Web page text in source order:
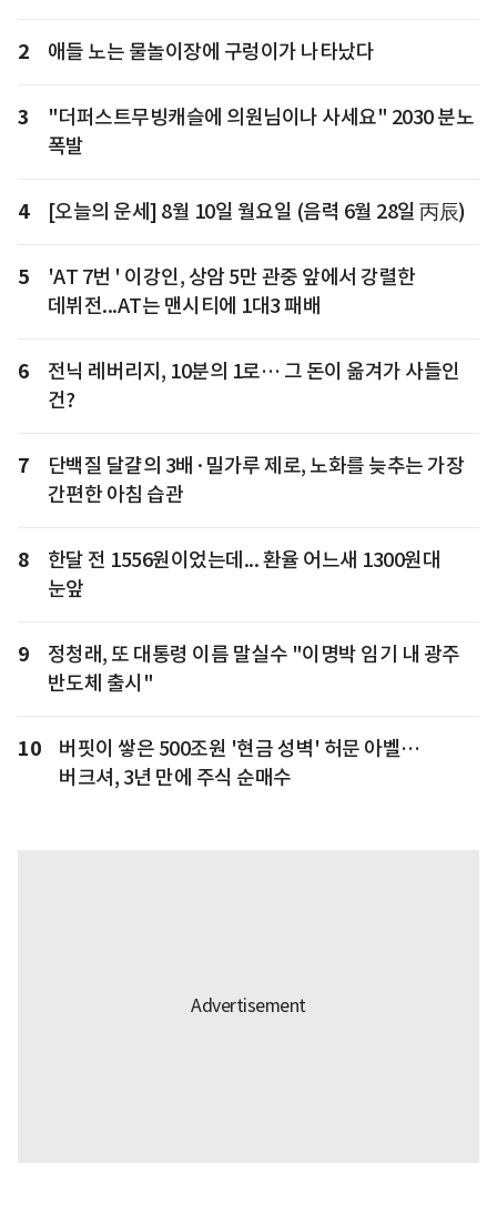
2 애들 노는 물놀이장에 구렁이가 나타났다
3
"더퍼스트무빙캐슬에 의원님이나 사세요" 2030 분노
폭발
4 [오늘의 운세] 8월 10일 월요일 (음력 6월 28일 丙辰)
5
'AT 7번 ' 이강인, 상암 5만 관중 앞에서 강렬한
데뷔전...AT는 맨시티에 1대3 패배
6
전닉 레버리지, 10분의 1로… 그 돈이 옮겨가 사들인
건?
7
단백질 달걀의 3배·밀가루 제로, 노화를 늦추는 가장
간편한 아침 습관
8
한달 전 1556원이었는데... 환율 어느새 1300원대
눈앞
9
정청래, 또 대통령 이름 말실수 "이명박 임기 내 광주
반도체 출시"
10
버핏이 쌓은 500조원 '현금 성벽' 허문 아벨…
버크셔, 3년 만에 주식 순매수